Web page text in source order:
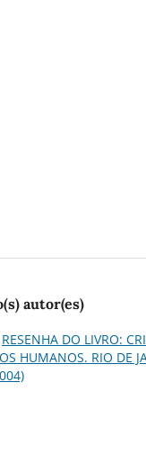
autor(es)
RESENHA DO LIVRO:
HUMANOS. RIO DE